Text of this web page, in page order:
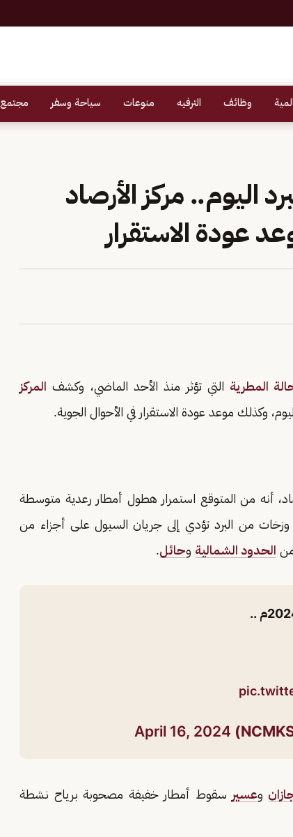
وظائف الترفيه منوعات سياحة وسفر مجتمع
اليوم.. مركز الأرصاد
عودة الاستقرار
المطرية التي تؤثر منذ الأحد الماضي، وكشف المركز
وكذلك موعد عودة الاستقرار في الأحوال الجوية.
أنه من المتوقع استمرار هطول أمطار رعدية متوسطة
وزخات من البرد تؤدي إلى جريان السيول على أجزاء من
الحدود الشمالية وحائل.
April 16, 2024
وعسير سقوط أمطار خفيفة مصحوبة برياح نشطة